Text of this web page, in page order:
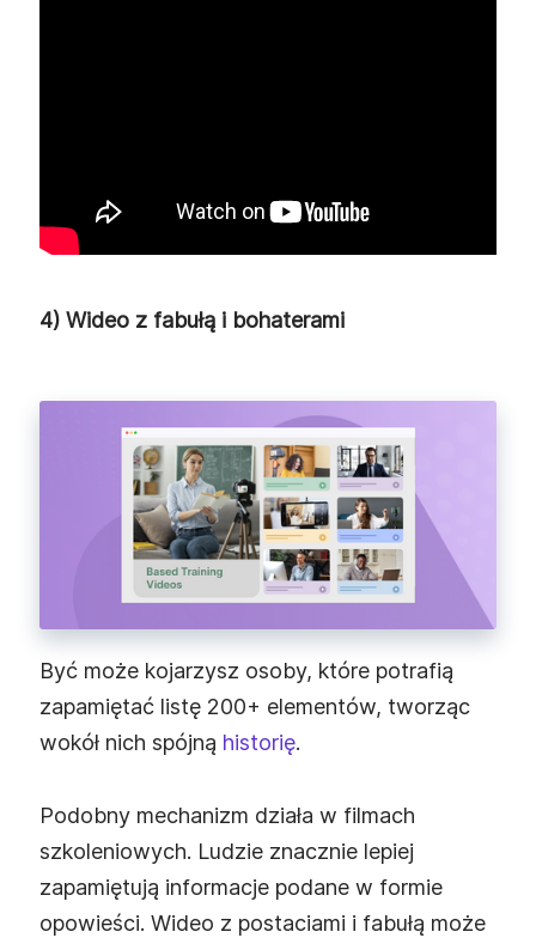
4) Wideo z fabułą i bohaterami
Być może kojarzysz osoby, które potrafią
zapamiętać listę 200+ elementów, tworząc
wokół nich spójną historię.
Podobny mechanizm działa w filmach
szkoleniowych. Ludzie znacznie lepiej
zapamiętują informacje podane w formie
opowieści. Wideo z postaciami i fabułą może